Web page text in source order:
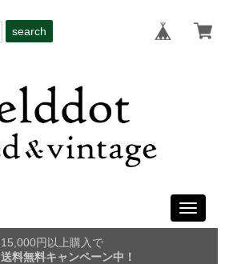
search
Toggle
15,000円以上購入で
送料無料キャンペーン中！